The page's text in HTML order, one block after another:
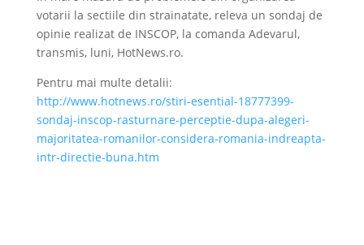
votarii la sectiile din strainatate, releva un sondaj de
opinie realizat de INSCOP, la comanda Adevarul,
transmis, luni, HotNews.ro.
Pentru mai multe detalii:
http://www.hotnews.ro/stiri-esential-18777399-
sondaj-inscop-rasturnare-perceptie-dupa-alegeri-
majoritatea-romanilor-considera-romania-indreapta-
intr-directie-buna.htm